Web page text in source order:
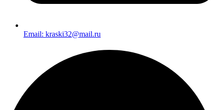
Email: kraski32@mail.ru